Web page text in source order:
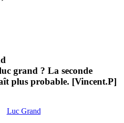
grand ? La seconde
plus probable. [Vincent.P]
Luc Grand